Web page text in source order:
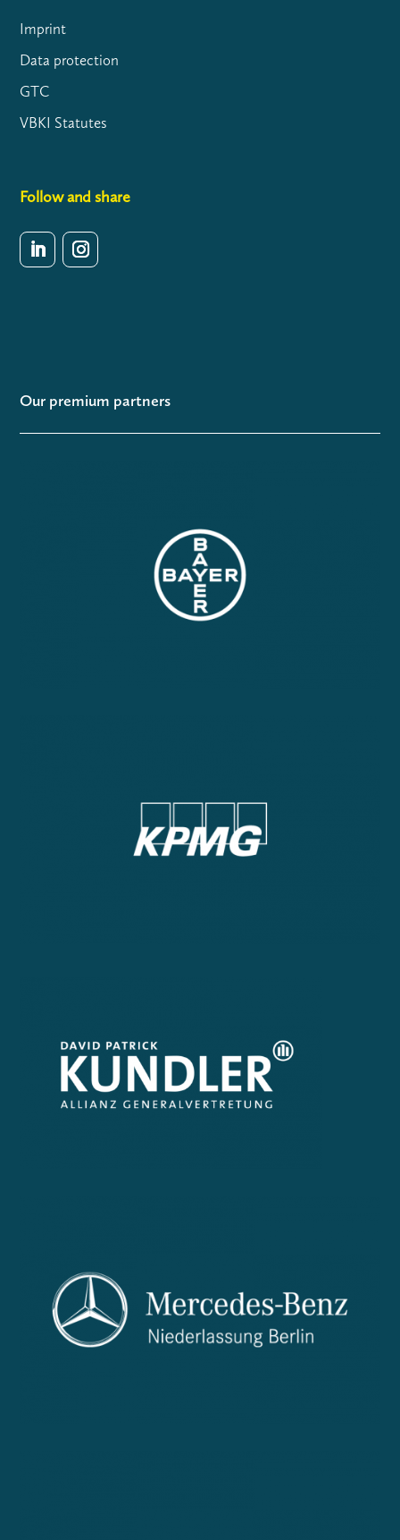
Imprint
Data protection
GTC
VBKI Statutes
Follow and share
Our premium partners